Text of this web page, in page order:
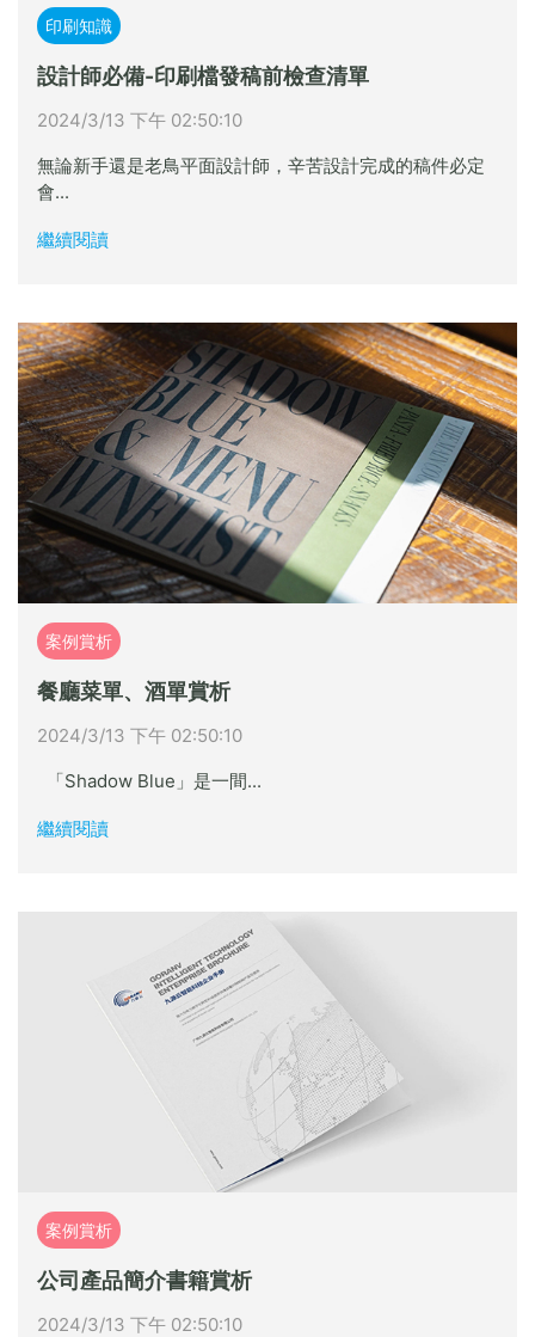
印刷知識
設計師必備-印刷檔發稿前檢查清單
2024/3/13 下午 02:50:10
無論新手還是老鳥平面設計師，辛苦設計完成的稿件必定
會...
繼續閱讀
案例賞析
餐廳菜單、酒單賞析
2024/3/13 下午 02:50:10
「Shadow Blue」是一間...
繼續閱讀
案例賞析
公司產品簡介書籍賞析
2024/3/13 下午 02:50:10